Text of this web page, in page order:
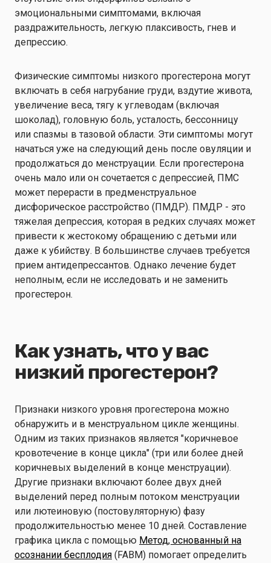
эмоциональными симптомами, включая
раздражительность, легкую плаксивость, гнев и
депрессию.
Физические симптомы низкого прогестерона могут
включать в себя нагрубание груди, вздутие живота,
увеличение веса, тягу к углеводам (включая
шоколад), головную боль, усталость, бессонницу
или спазмы в тазовой области. Эти симптомы могут
начаться уже на следующий день после овуляции и
продолжаться до менструации. Если прогестерона
очень мало или он сочетается с депрессией, ПМС
может перерасти в предменструальное
дисфорическое расстройство (ПМДР). ПМДР - это
тяжелая депрессия, которая в редких случаях может
привести к жестокому обращению с детьми или
даже к убийству. В большинстве случаев требуется
прием антидепрессантов. Однако лечение будет
неполным, если не исследовать и не заменить
прогестерон.
Как узнать, что у вас
низкий прогестерон?
Признаки низкого уровня прогестерона можно
обнаружить и в менструальном цикле женщины.
Одним из таких признаков является "коричневое
кровотечение в конце цикла" (три или более дней
коричневых выделений в конце менструации).
Другие признаки включают более двух дней
выделений перед полным потоком менструации
или лютеиновую (постовуляторную) фазу
продолжительностью менее 10 дней. Составление
графика цикла с помощью Метод, основанный на
осознании бесплодия (FABM) помогает определить